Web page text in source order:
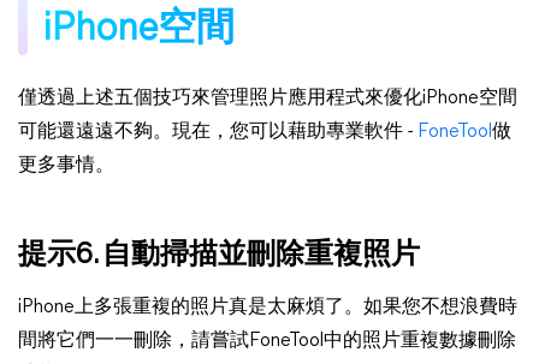
iPhone空間
僅透過上述五個技巧來管理照片應用程式來優化iPhone空間
可能還遠遠不夠。現在，您可以藉助專業軟件 - FoneTool 做
更多事情。
提示6. 自動掃描並刪除重複照片
iPhone上多張重複的照片真是太麻煩了。如果您不想浪費時
間將它們一一刪除，請嘗試FoneTool中的照片重複數據刪除